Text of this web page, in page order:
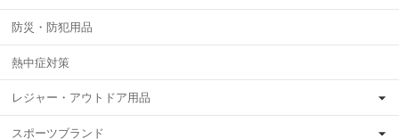
防災・防犯用品
熱中症対策
レジャー・アウトドア用品
スポーツブランド